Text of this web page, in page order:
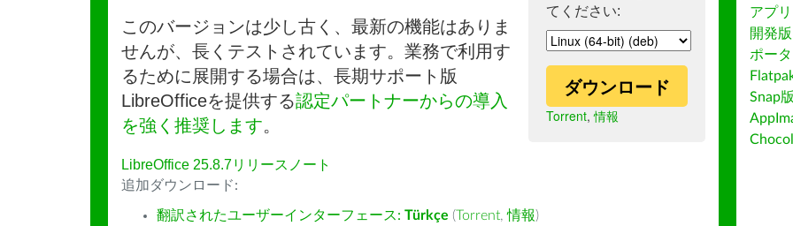
てください:
ダウンロード
Torrent,情報
このバージョンは少し古く、最新の機能はありま
せんが、長くテストされています。業務で利用す
るために展開する場合は、長期サポート版
LibreOfficeを提供する認定パートナーからの導入
を強く推奨します。
LibreOffice 25.8.7リリースノート
追加ダウンロード:
翻訳されたユーザーインターフェース: Türkçe (Torrent,情報)
アプ
開発版
ポー
Snap